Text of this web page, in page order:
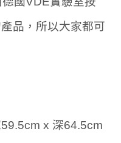
品，所以大家都可
x 深64.5cm